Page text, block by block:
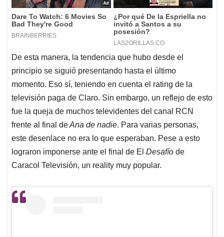
De esta manera, la tendencia que hubo desde el
principio se siguió presentando hasta el último
momento. Eso sí, teniendo en cuenta el rating de la
televisión paga de Claro. Sin embargo, un reflejo de esto
fue la queja de muchos televidentes del canal RCN
frente al final deAna de nadie. Para varias personas,
este desenlace no era lo que esperaban. Pese a esto
lograron imponerse ante el final de El Desafío de
Caracol Televisión, un reality muy popular.